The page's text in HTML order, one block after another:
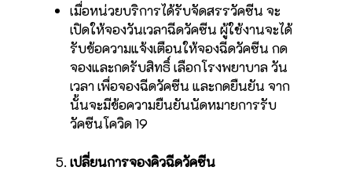
เมื่อหน่วยบริการได้รับจัดสรรวัคซีน จะ
เปิดให้จองวันเวลาฉีดวัคซีน ผู้ใช้งานจะได้
รับข้อความแจ้งเตือนให้จองฉีดวัคซีน กด
จองและกดรับสิทธิ์ เลือกโรงพยาบาล วัน
เวลา เพื่อจองฉีดวัคซีน และกดยืนยัน จาก
นั้นจะมีข้อความยืนยันนัดหมายการรับ
วัคซีนโควิด 19
เปลี่ยนการจองคิวฉีดวัคซีน